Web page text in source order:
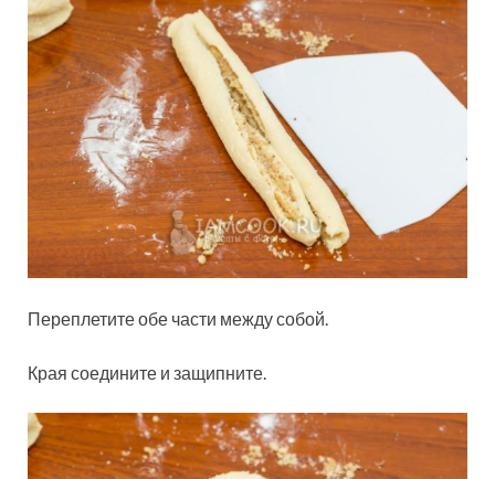
Переплетите обе части между собой.
Края соедините и защипните.